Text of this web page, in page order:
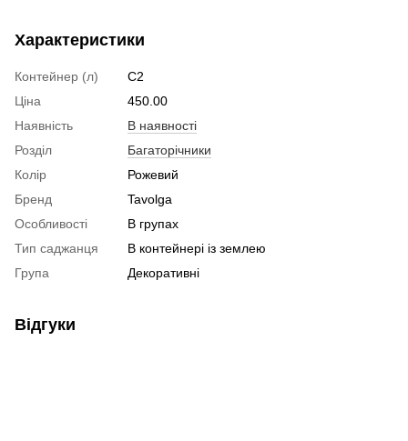
Характеристики
Контейнер (л)
C2
Ціна
450.00
Наявність
В наявності
Розділ
Багаторічники
Колір
Рожевий
Бренд
Tavolga
Особливості
В групах
Тип саджанця
В контейнері із землею
Група
Декоративні
Відгуки